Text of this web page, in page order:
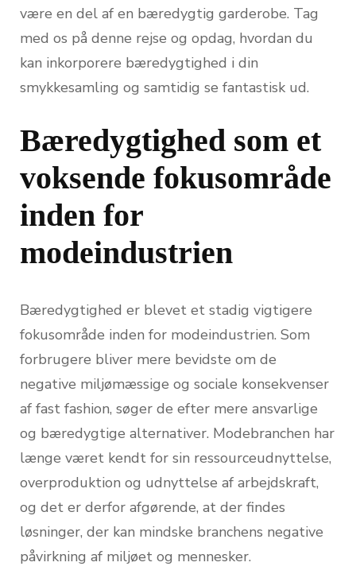
være en del af en bæredygtig garderobe. Tag
med os på denne rejse og opdag, hvordan du
kan inkorporere bæredygtighed i din
smykkesamling og samtidig se fantastisk ud.
Bæredygtighed som et
voksende fokusområde
inden for
modeindustrien
Bæredygtighed er blevet et stadig vigtigere
fokusområde inden for modeindustrien. Som
forbrugere bliver mere bevidste om de
negative miljømæssige og sociale konsekvenser
af fast fashion, søger de efter mere ansvarlige
og bæredygtige alternativer. Modebranchen har
længe været kendt for sin ressourceudnyttelse,
overproduktion og udnyttelse af arbejdskraft,
og det er derfor afgørende, at der findes
løsninger, der kan mindske branchens negative
påvirkning af miljøet og mennesker.